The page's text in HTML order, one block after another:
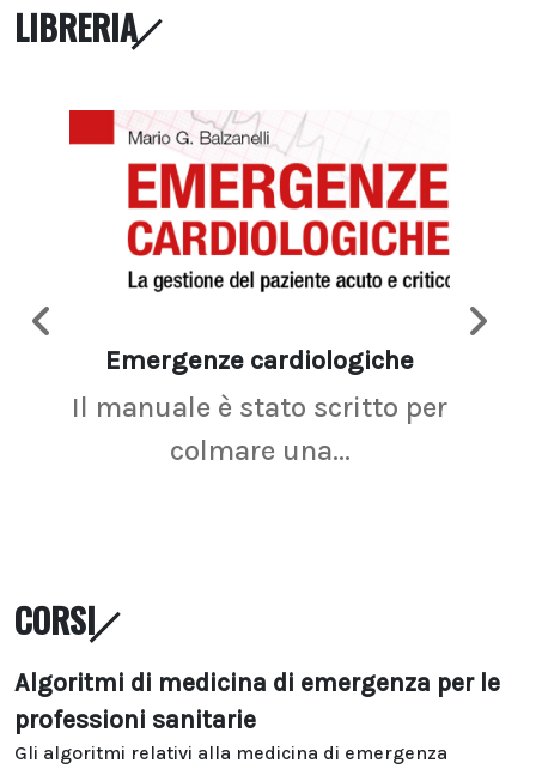
LIBRERIA
Emergenze cardiologiche
Il manuale è stato scritto per
colmare una...
CORSI
Algoritmi di medicina di emergenza per le
professioni sanitarie
Gli algoritmi relativi alla medicina di emergenza